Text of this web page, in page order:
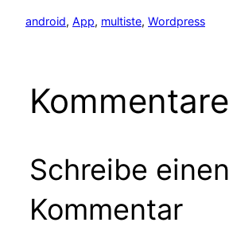
android, App, multiste, Wordpress
Kommentare
Schreibe einen
Kommentar